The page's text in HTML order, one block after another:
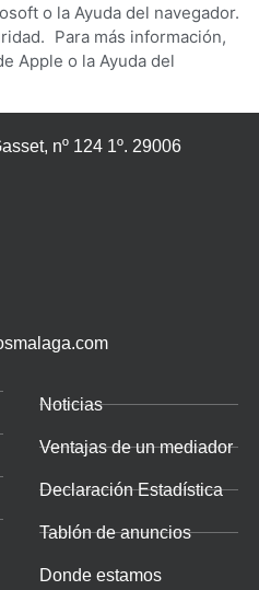
o la Ayuda del navegador.
Para más información,
Apple o la Ayuda del
nº 124 1º. 29006
Noticias
Ventajas de un mediador
Declaración Estadística
Tablón de anuncios
Donde estamos